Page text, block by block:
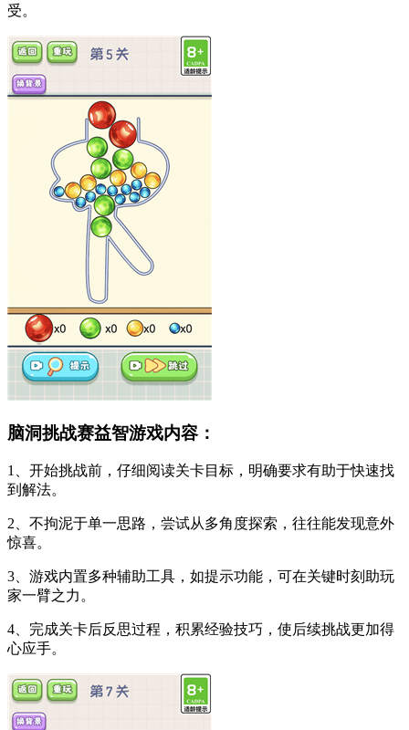
受。
脑洞挑战赛益智游戏内容：
1、开始挑战前，仔细阅读关卡目标，明确要求有助于快速找
到解法。
2、不拘泥于单一思路，尝试从多角度探索，往往能发现意外
惊喜。
3、游戏内置多种辅助工具，如提示功能，可在关键时刻助玩
家一臂之力。
4、完成关卡后反思过程，积累经验技巧，使后续挑战更加得
心应手。